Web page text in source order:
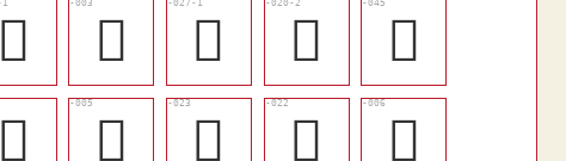
󱹕 𡕺 󱹜 󱹖
󱹤
󱹥 𢕜 󱹙 󱹘
𧗨